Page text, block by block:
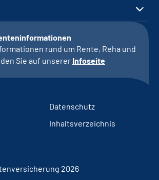
rund um Rente, Reha und
Sie auf unserer Infoseite
Datenschutz
Inhaltsverzeichnis
2026